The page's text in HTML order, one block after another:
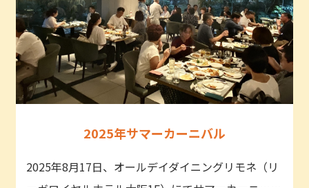
2025年サマーカーニバル
2025年8月17日、オールデイダイニングリモネ（リ